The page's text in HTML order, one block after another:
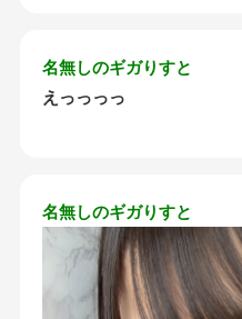
名無しのギガりすと
えっっっっ
名無しのギガりすと